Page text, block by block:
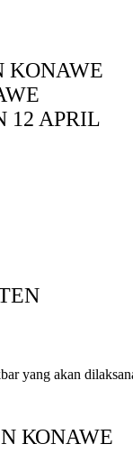
KONAWE
12 APRIL
yang akan
ΚΟNAWE